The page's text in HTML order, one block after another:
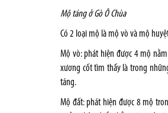
Mộ táng ở Gò Ô Chùa
Có 2 loại mộ là mộ vò và mộ
Mộ vò: phát hiện được 4 mộ
xương cốt tìm thấy là trong
táng.
Mộ đất: phát hiện được 8 mộ